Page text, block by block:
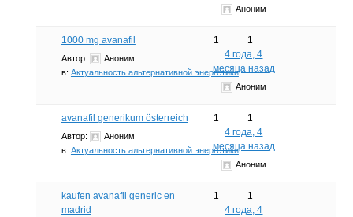
Аноним
1000 mg avanafil
Автор:
Аноним
в: Актуальность альтернативной энергетики
1
1
4 года, 4
месяца назад
Аноним
avanafil generikum österreich
Автор:
Аноним
в: Актуальность альтернативной энергетики
1
1
4 года, 4
месяца назад
Аноним
kaufen avanafil generic en
madrid
1
1
4 года, 4